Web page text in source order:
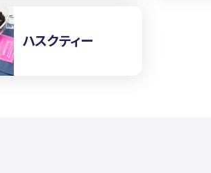
ハスクティー